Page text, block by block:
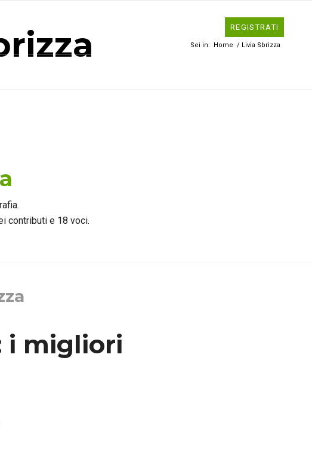
REGISTRATI
Sei in: Home / Livia Sbrizza
contributi e 18 voci.
i migliori